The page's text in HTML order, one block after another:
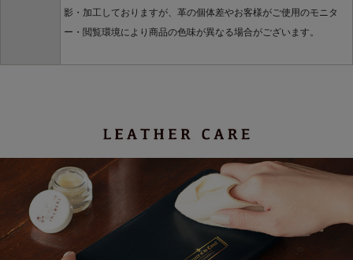
影・加工しておりますが、革の個体差やお客様がご使用のモニタ
ー・閲覧環境により商品の色味が異なる場合がございます。